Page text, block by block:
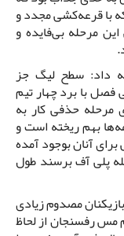
با قرعه‌کشی مجدد و
مرحله بی‌فایده و
داد: سطح لیگ جز
فصل با برد چهار تیم
مرحله حذفی کار به
بهم ریخته است و
آنان بوجود آمده
پلی آف برسند طول
مصدوم زیادی
مس رفسنجان از لحاظ